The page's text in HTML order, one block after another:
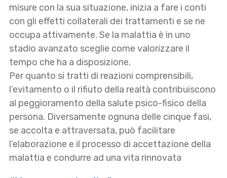
misure con la sua situazione, inizia a fare i conti
con gli effetti collaterali dei trattamenti e se ne
occupa attivamente. Se la malattia è in uno
stadio avanzato sceglie come valorizzare il
tempo che ha a disposizione.
Per quanto si tratti di reazioni comprensibili,
l’evitamento o il rifiuto della realtà contribuiscono
al peggioramento della salute psico-fisico della
persona. Diversamente ognuna delle cinque fasi,
se accolta e attraversata, può facilitare
l’elaborazione e il processo di accettazione della
malattia e condurre ad una vita rinnovata